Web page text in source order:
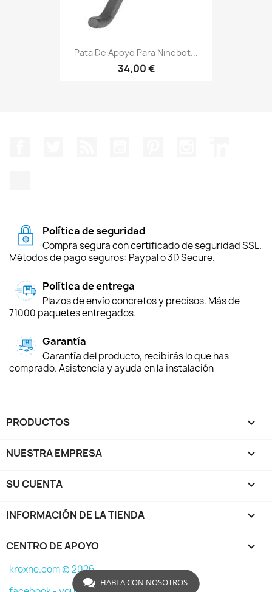
Pata De Apoyo Para Ninebot...
34,00 €
Política de seguridad
Compra segura con certificado de seguridad SSL.
Métodos de pago seguros: Paypal o 3D Secure.
Política de entrega
Plazos de envío concretos y precisos. Más de
71000 paquetes entregados.
Garantía
Garantía del producto, recibirás lo que has
comprado. Asistencia y ayuda en la instalación
PRODUCTOS 
NUESTRA EMPRESA 
SU CUENTA 
INFORMACIÓN DE LA TIENDA keyboard_arrow_down
CENTRO DE APOYO 
kroxne.com © 2026
HABLA CON NOSOTROS